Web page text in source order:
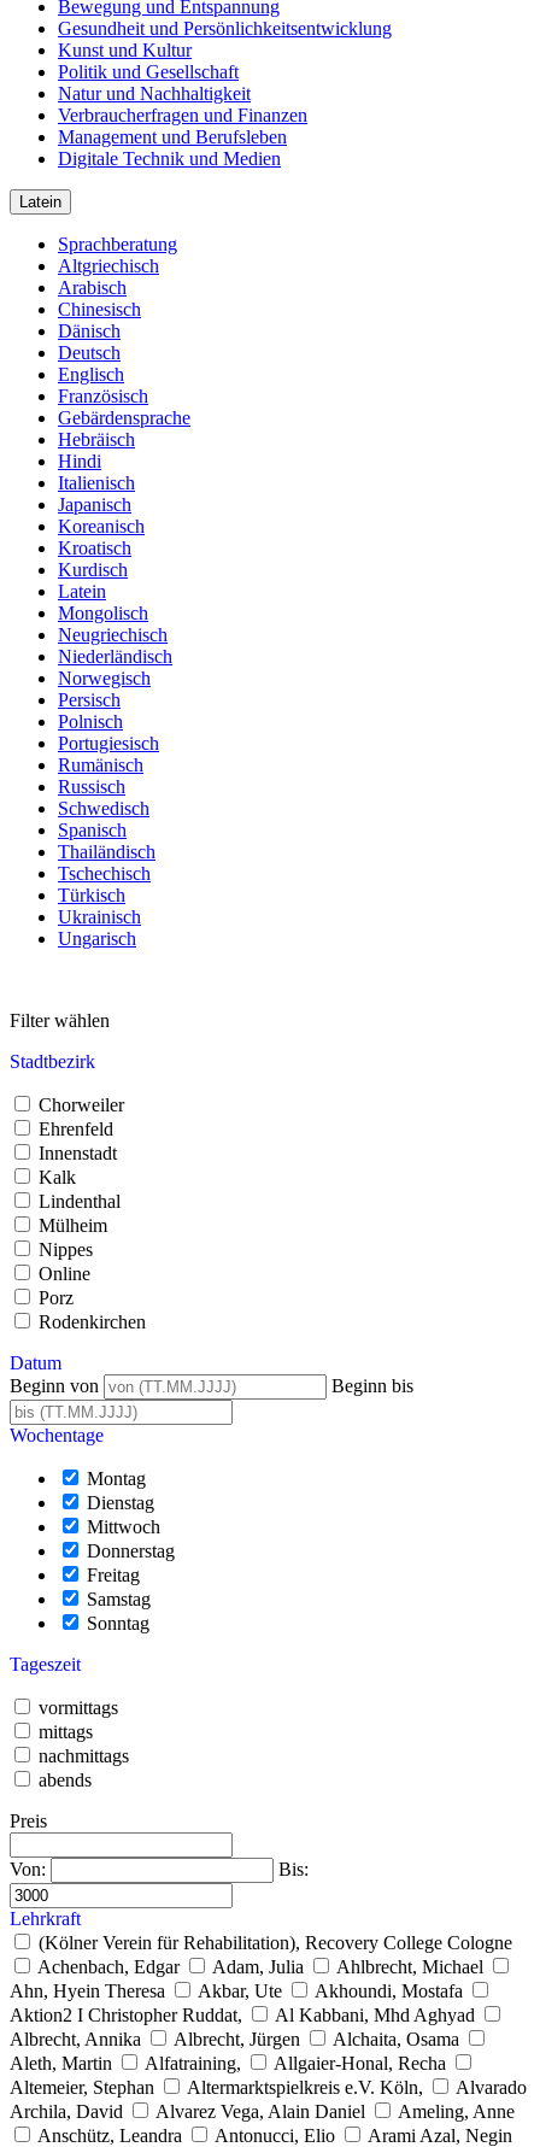
Bewegung und Entspannung
Gesundheit und Persönlichkeitsentwicklung
Kunst und Kultur
Politik und Gesellschaft
Natur und Nachhaltigkeit
Verbraucherfragen und Finanzen
Management und Berufsleben
Digitale Technik und Medien
Latein
Sprachberatung
Altgriechisch
Arabisch
Chinesisch
Dänisch
Deutsch
Englisch
Französisch
Gebärdensprache
Hebräisch
Hindi
Italienisch
Japanisch
Koreanisch
Kroatisch
Kurdisch
Latein
Mongolisch
Neugriechisch
Niederländisch
Norwegisch
Persisch
Polnisch
Portugiesisch
Rumänisch
Russisch
Schwedisch
Spanisch
Thailändisch
Tschechisch
Türkisch
Ukrainisch
Ungarisch
Filter wählen
Stadtbezirk
Chorweiler
Ehrenfeld
Innenstadt
Kalk
Lindenthal
Mülheim
Nippes
Online
Porz
Rodenkirchen
Datum
Beginn von
Beginn bis
Wochentage
Montag
Dienstag
Mittwoch
Donnerstag
Freitag
Samstag
Sonntag
Tageszeit
vormittags
mittags
nachmittags
abends
Preis
Von: Bis:
Lehrkraft
(Kölner Verein für Rehabilitation), Recovery College Cologne
Achenbach, Edgar
Adam, Julia
Ahlbrecht, Michael
Ahn, Hyein Theresa
Akbar, Ute
Akhoundi, Mostafa
Aktion2 I Christopher Ruddat,
Al Kabbani, Mhd Aghyad
Albrecht, Annika
Albrecht, Jürgen
Alchaita, Osama
Aleth, Martin
Alfatraining,
Allgaier-Honal, Recha
Altemeier, Stephan
Altermarktspielkreis e.V. Köln,
Alvarado
Archila, David
Alvarez Vega, Alain Daniel
Ameling, Anne
Anschütz, Leandra
Antonucci, Elio
Arami Azal, Negin